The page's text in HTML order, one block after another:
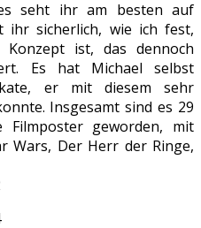
seht ihr am besten auf
ihr sicherlich, wie ich fest,
ist, das dennoch
Es hat Michael selbst
er mit diesem sehr
Insgesamt sind es 29
Filmposter geworden, mit
Wars, Der Herr der Ringe,